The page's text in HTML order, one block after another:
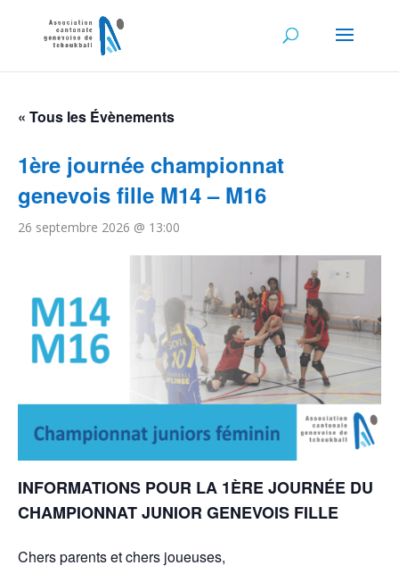
« Tous les Évènements
1ère journée championnat
genevois fille M14 – M16
26 septembre 2026 @ 13:00
INFORMATIONS POUR LA 1ÈRE JOURNÉE DU
CHAMPIONNAT JUNIOR GENEVOIS FILLE
Chers parents et chers joueuses,